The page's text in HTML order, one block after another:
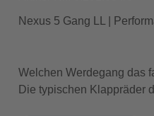
Nexus 5 Gang LL |
Welchen Werdegang das
Die typischen Klappräder